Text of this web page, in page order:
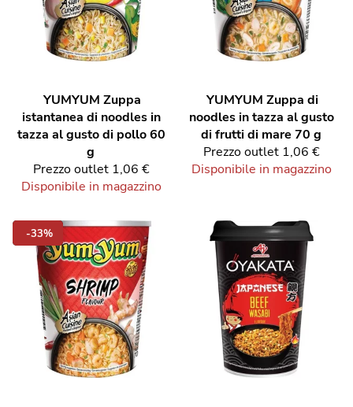
YUMYUM Zuppa
istantanea di noodles in
tazza al gusto di pollo 60
g
Prezzo outlet 1,06 €
Disponibile in magazzino
YUMYUM Zuppa di
noodles in tazza al gusto
di frutti di mare 70 g
Prezzo outlet 1,06 €
Disponibile in magazzino
-33%